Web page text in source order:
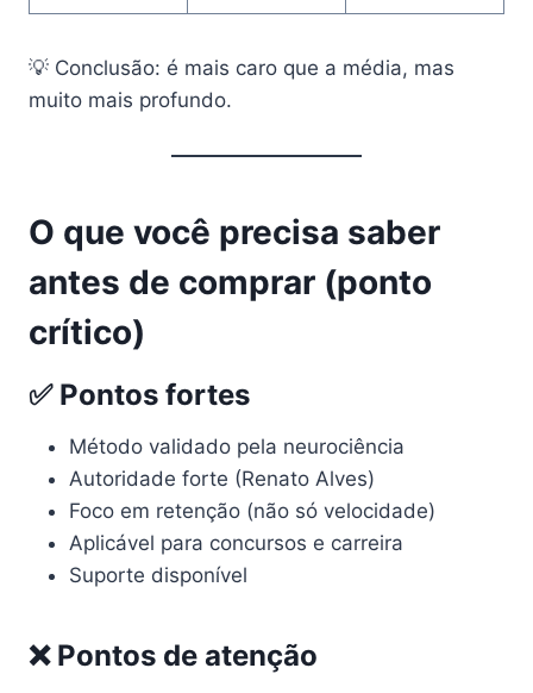
💡 Conclusão: é mais caro que a média, mas
muito mais profundo.
O que você precisa saber
antes de comprar (ponto
crítico)
✅ Pontos fortes
Método validado pela neurociência
Autoridade forte (Renato Alves)
Foco em retenção (não só velocidade)
Aplicável para concursos e carreira
Suporte disponível
❌ Pontos de atenção